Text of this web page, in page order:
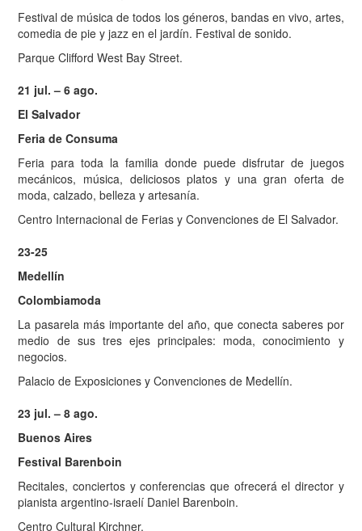
Festival de música de todos los géneros, bandas en vivo, artes,
comedia de pie y jazz en el jardín. Festival de sonido.
Parque Clifford West Bay Street.
21 jul. – 6 ago.
El Salvador
Feria de Consuma
Feria para toda la familia donde puede disfrutar de juegos
mecánicos, música, deliciosos platos y una gran oferta de
moda, calzado, belleza y artesanía.
Centro Internacional de Ferias y Convenciones de El Salvador.
23-25
Medellín
Colombiamoda
La pasarela más importante del año, que conecta saberes por
medio de sus tres ejes principales: moda, conocimiento y
negocios.
Palacio de Exposiciones y Convenciones de Medellín.
23 jul. – 8 ago.
Buenos Aires
Festival Barenboin
Recitales, conciertos y conferencias que ofrecerá el director y
pianista argentino-israelí Daniel Barenboin.
Centro Cultural Kirchner.